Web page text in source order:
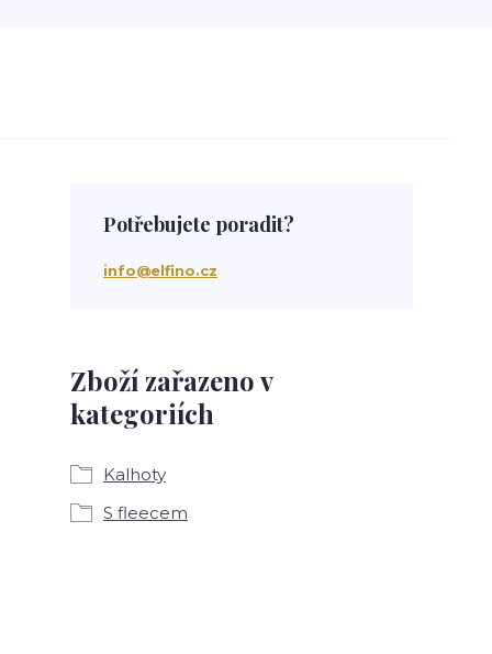
Zboží zařazeno v
kategoriích
Kalhoty
S fleecem
Potřebujete poradit?
info@elfino.cz